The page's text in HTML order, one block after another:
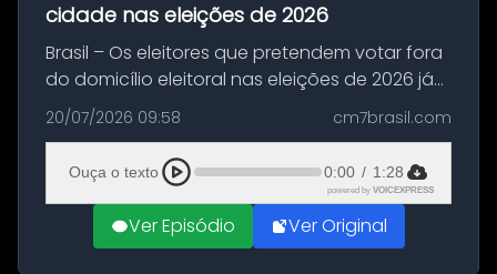
cidade nas eleições de 2026
Brasil – Os eleitores que pretendem votar fora
do domicílio eleitoral nas eleições de 2026 já
podem solicitar o voto em trânsito a partir
desta segunda-feira (20). O pedido pode ser
feito até 20 de ag...
20/07/2026 09:58 cm7brasil.com
Ouça o texto 0:00 / 1:28
powered by VOICEXPRESS
Ver Episódio Ver Original